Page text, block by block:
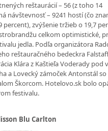
reštaurácií – 56 (z toho 14
návštevnosť – 9241 hostí (čo
percent), zvýšenie tržieb o 19,7
celkom optimistické,
jedla. Podľa organizátora
reštauračného bedeckra
Klára z Kaštieľa Voderady pod
a Lovecký zámoček Antonstál so
Škorcom. Hotelovo.sk bolo
festivalu.
Blu Carlton